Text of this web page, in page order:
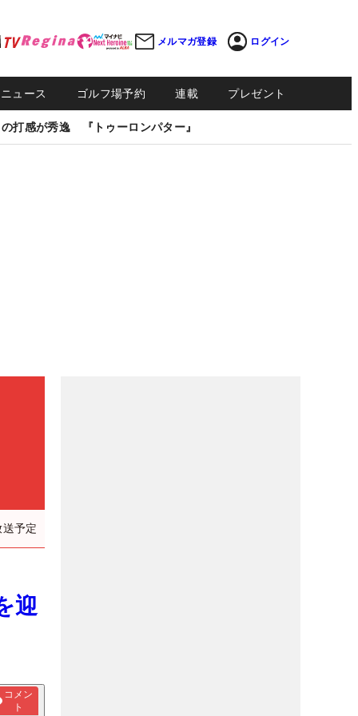
メルマガ登録 ログイン
ュース ゴルフ場予約 連載 プレゼント
打感が秀逸 『トゥーロンパター』
予定
迎
コメン
ト